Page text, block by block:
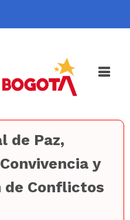
de Paz,
y
de Conflictos